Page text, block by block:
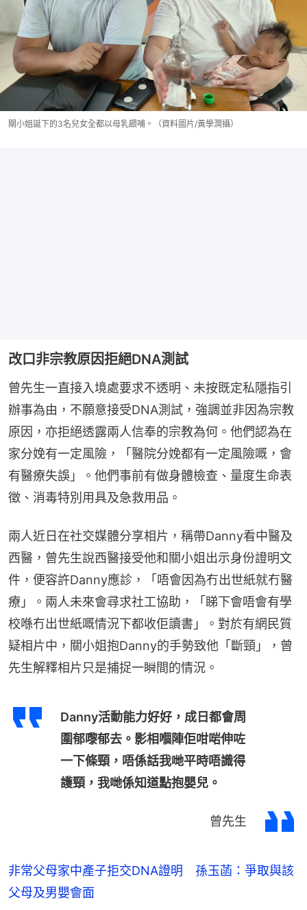
關小姐誕下的3名兒女全都以母乳餵哺。（資料圖片/黃學潤攝）
改口非宗教原因拒絕DNA測試
曾先生一直接入境處要求不透明、未按既定私隱指引
辦事為由，不願意接受DNA測試，強調並非因為宗教
原因，亦拒絕透露兩人信奉的宗教為何。他們認為在
家分娩有一定風險，「醫院分娩都有一定風險嘅，會
有醫療失誤」。他們事前有做身體檢查、量度生命表
徵、消毒特別用具及急救用品。
兩人近日在社交媒體分享相片，稱帶Danny看中醫及
西醫，曾先生說西醫接受他和關小姐出示身份證明文
件，便容許Danny應診，「唔會因為冇出世紙就冇醫
療」。兩人未來會尋求社工協助，「睇下會唔會有學
校喺冇出世紙嘅情況下都收佢讀書」。對於有網民質
疑相片中，關小姐抱Danny的手勢致他「斷頸」，曾
先生解釋相片只是捕捉一瞬間的情況。
Danny活動能力好好，成日都會周
圍郁嚟郁去。影相嗰陣佢咁啱伸咗
一下條頸，唔係話我哋平時唔識得
護頸，我哋係知道點抱嬰兒。
曾先生
非常父母家中產子拒交DNA證明 孫玉菡：爭取與該
父母及男嬰會面